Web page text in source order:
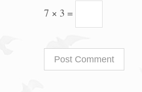
7 × 3 =